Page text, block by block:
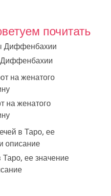
почитать
на женатого
ее значение